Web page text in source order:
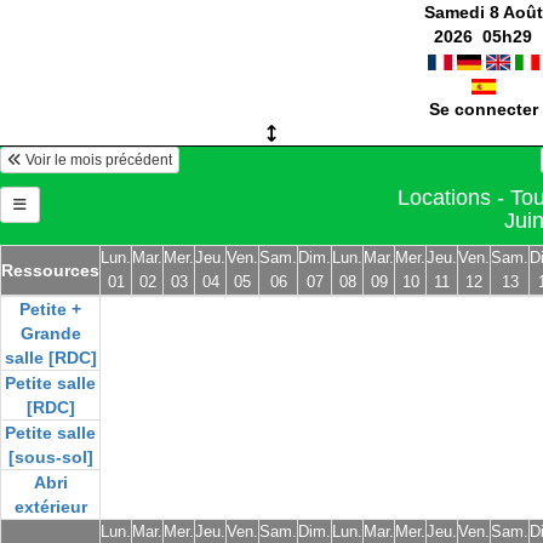
Samedi 8 Août
2026 05h29
Se connecter
Voir le mois précédent
Locations -
Ressources
Lun.
01
Mar.
02
Mer.
03
Jeu.
04
Ven.
05
Sam.
06
Dim.
07
Lun.
08
Mar.
09
Mer.
10
Jeu.
11
Ven.
12
Sam.
13
Petite +
Grande
salle [RDC]
Petite salle
[RDC]
Petite salle
[sous-sol]
Abri
extérieur
Lun. Mar. Mer.Jeu.Ven. Sam. Dim. Lun. Mar. Mer.Jeu.Ven. Sam.